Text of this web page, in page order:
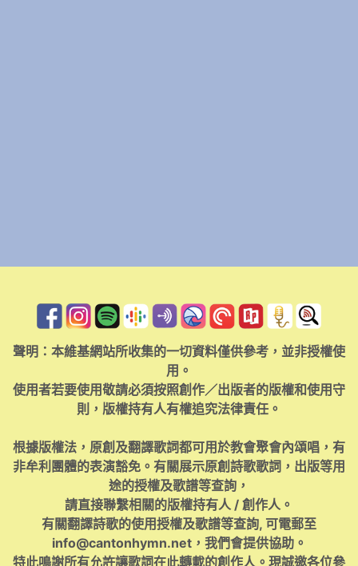
聲明：本維基網站所收集的一切資料僅供參考，並非授權使
用。
使用者若要使用敬請必須按照創作／出版者的版權和使用守
則，版權持有人有權追究法律責任。
根據版權法，原創及翻譯歌詞都可用於教會聚會內頌唱，有
非牟利團體的表演豁免。有關展示原創詩歌歌詞，出版等用
途的授權及歌譜等查詢，
請直接聯繫相關的版權持有人 / 創作人。
有關翻譯詩歌的使用授權及歌譜等查詢, 可電郵至
info@cantonhymn.net，我們會提供協助。
特此鳴謝所有允許讓歌詞在此轉載的創作人。現誠邀各位參